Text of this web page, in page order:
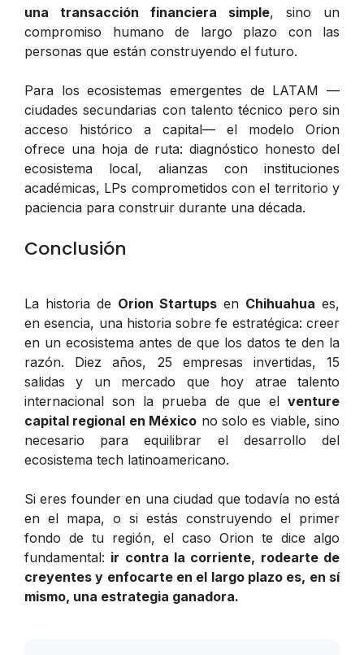
una transacción financiera simple, sino un
compromiso humano de largo plazo con las
personas que están construyendo el futuro.
Para los ecosistemas emergentes de LATAM —
ciudades secundarias con talento técnico pero sin
acceso histórico a capital— el modelo Orion
ofrece una hoja de ruta: diagnóstico honesto del
ecosistema local, alianzas con instituciones
académicas, LPs comprometidos con el territorio y
paciencia para construir durante una década.
Conclusión
La historia de Orion Startups en Chihuahua es,
en esencia, una historia sobre fe estratégica: creer
en un ecosistema antes de que los datos te den la
razón. Diez años, 25 empresas invertidas, 15
salidas y un mercado que hoy atrae talento
internacional son la prueba de que el venture
capital regional en México no solo es viable, sino
necesario para equilibrar el desarrollo del
ecosistema tech latinoamericano.
Si eres founder en una ciudad que todavía no está
en el mapa, o si estás construyendo el primer
fondo de tu región, el caso Orion te dice algo
fundamental: ir contra la corriente, rodearte de
creyentes y enfocarte en el largo plazo es, en sí
mismo, una estrategia ganadora.